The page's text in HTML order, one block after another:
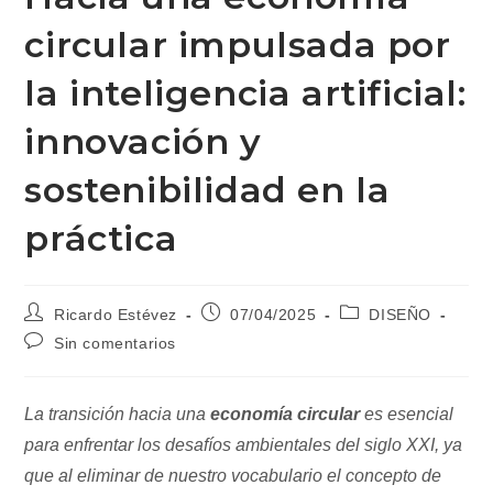
circular impulsada por
la inteligencia artificial:
innovación y
sostenibilidad en la
práctica
Autor
de
la
Ricardo Estévez
Publicación
07/04/2025
Categoría
DISEÑO
Comentarios
Sin comentarios
La transición hacia unaeconomía circulares esencial
para enfrentar los desafíos ambientales del siglo XXI, ya
que al eliminar de nuestro vocabulario el concepto de